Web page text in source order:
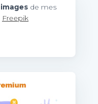
images de mes
Freepik